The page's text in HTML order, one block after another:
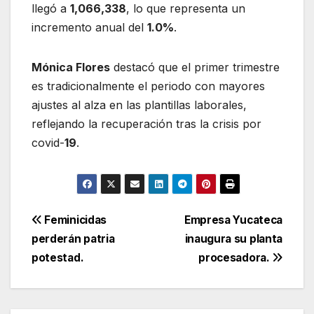
llegó a 1,066,338, lo que representa un
incremento anual del 1.0%.
Mónica Flores destacó que el primer trimestre
es tradicionalmente el periodo con mayores
ajustes al alza en las plantillas laborales,
reflejando la recuperación tras la crisis por
covid-19.
Navegación
de
entradas
Empresa Yucateca
inaugura su planta
procesadora.
Feminicidas
perderán patria
potestad.